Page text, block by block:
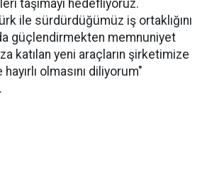
taşımayı hedefliyoruz.
ile sürdürdüğümüz iş ortaklığını
güçlendirmekten memnuniyet
katılan yeni araçların şirketimize
olmasını diliyorum"